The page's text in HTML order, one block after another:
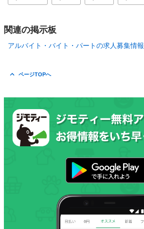
関連の掲示板
アルバイト・バイト・パートの求人募集情報
ページTOPへ